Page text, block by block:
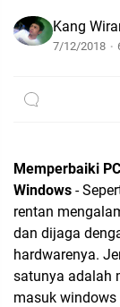
Kang
7/12/2018
Memperbaiki
Windows -
rentan
dan dijaga
hardwarenya.
satunya adalah
masuk